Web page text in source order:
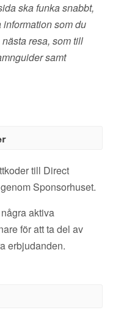
ska funka snabbt,
som du
resa, som till
samt
till Direct
Sponsorhuset.
aktiva
för att ta del av
erbjudanden.